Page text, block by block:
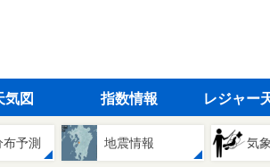
気図 指数情報 レジャー
予測 地震情報 気